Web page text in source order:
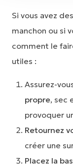
Si vous avez
manchon ou si
comment le
utiles :
Assurez-
propre, sec
provoquer
Retournez
créer une
Placez la